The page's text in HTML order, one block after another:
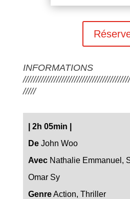
INFORMATIONS
/////
2h 05min
DeJohn Woo
AvecNathalie Emmanuel,
Omar Sy
GenreAction, Thriller